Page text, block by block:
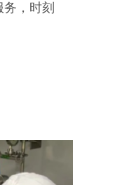
，时刻